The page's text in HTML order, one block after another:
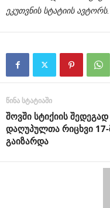
ეკუთვნის სტატიის ავტორს.
წინა სტატიაში
შოვში სტიქიის შედეგად
დაღუპულთა რიცხვი
გაიზარდა